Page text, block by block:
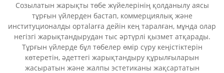
Созылатын жарықты төбе жүйелерінің қолданылу аясы
тұрғын үйлерден бастап, коммерциялық және
институционалды ортalarға дейін кең таралған, мұнда олар
негізгі жарықтандырудан тыс әртүрлі қызмет атқарады.
Тұрғын үйлерде бұл төбелер өмір сүру кеңістіктерін
көтеретін, әдеттегі жарықтандыру құрылғыларын
жасыратын және жалпы эстетиканы жақсартатын